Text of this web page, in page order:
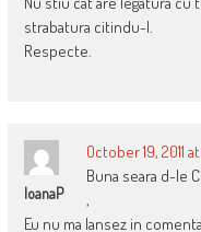
strabatura citindu-l.
Respecte.
IoanaP
October 19, 2011
Buna seara d-le
,
Eu nu ma lansez in